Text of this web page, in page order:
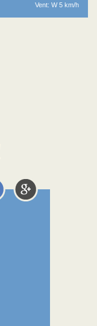
Vent: W 5 km/h